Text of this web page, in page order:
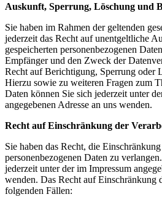
Auskunft, Sperrung, Löschung und
Sie haben im Rahmen der geltenden
jederzeit das Recht auf unentgeltliche
gespeicherten personenbezogenen
Empfänger und den Zweck der
Recht auf Berichtigung, Sperrung oder
Hierzu sowie zu weiteren Fragen zum
Daten können Sie sich jederzeit unter
angegebenen Adresse an uns wenden.
Recht auf Einschränkung der
Sie haben das Recht, die
personenbezogenen Daten zu
jederzeit unter der im Impressum
wenden. Das Recht auf Einschränkung
folgenden Fällen: